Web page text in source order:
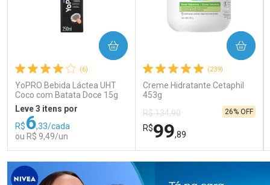
(6)
YoPRO Bebida Láctea UHT
Coco com Batata Doce 15g
de proteínas 250ml
Leve 3 itens por
R$6,33/cada
ou R$ 9,49/un
COMPRAR
FECHAR
Laboratório
FECHAR
(239)
Creme Hidratante Cetaphil
453g
R$ 134,90
R$99,89
26% OFF
COMPRAR
Laboratório